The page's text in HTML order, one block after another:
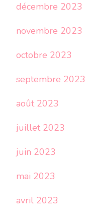
décembre 2023
novembre 2023
octobre 2023
septembre 2023
août 2023
juillet 2023
juin 2023
mai 2023
avril 2023